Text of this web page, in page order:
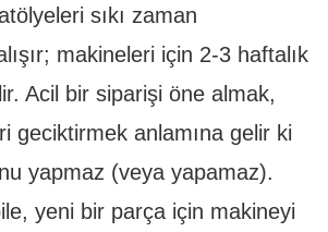
sıkı zaman
makineleri için 2-3 haftalık
Acil bir siparişi öne almak,
geciktirmek anlamına gelir ki
yapmaz (veya yapamaz).
yeni bir parça için makineyi